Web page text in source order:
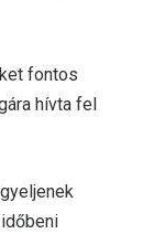
fontos
hívta fel